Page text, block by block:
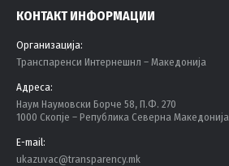
КОНТАКТ ИНФОРМАЦИИ
Организација:
Tранспаренси Интернешнл – Македонија
Адреса:
Наум Наумовски Борче 58, П.Ф. 270
1000 Скопје – Република Северна Македонија
E-mail:
ukazuvac@transparency.mk